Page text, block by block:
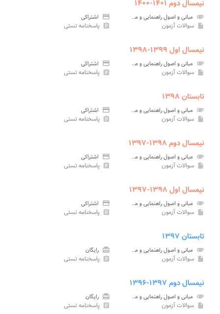
نیمسال دوم ۱۴۰۱-۱۴۰۰
attachment مبانی و اصول راهنمایی و مشاوره پیام نور credit_card اشتراکی
insert_drive_file سوالات آزمون assignment پاسخنامه تستی
نیمسال اول ۱۳۹۹-۱۳۹۸
attachment مبانی و اصول راهنمایی و مشاوره پیام نور credit_card اشتراکی
insert_drive_file سوالات آزمون assignment پاسخنامه تستی
تابستان ۱۳۹۸
attachment مبانی و اصول راهنمایی و مشاوره پیام نور credit_card اشتراکی
insert_drive_file سوالات آزمون assignment پاسخنامه تستی
نیمسال دوم ۱۳۹۸-۱۳۹۷
attachment مبانی و اصول راهنمایی و مشاوره پیام نور credit_card اشتراکی
insert_drive_file سوالات آزمون assignment پاسخنامه تستی
نیمسال اول ۱۳۹۸-۱۳۹۷
attachment مبانی و اصول راهنمایی و مشاوره پیام نور credit_card اشتراکی
insert_drive_file سوالات آزمون assignment پاسخنامه تستی
تابستان ۱۳۹۷
attachment مبانی و اصول راهنمایی و مشاوره پیام نور card_giftcard رایگان
insert_drive_file سوالات آزمون assignment پاسخنامه تستی
نیمسال دوم ۱۳۹۷-۱۳۹۶
attachment مبانی و اصول راهنمایی و مشاوره پیام نور card_giftcard رایگان
insert_drive_file سوالات آزمون assignment پاسخنامه تستی